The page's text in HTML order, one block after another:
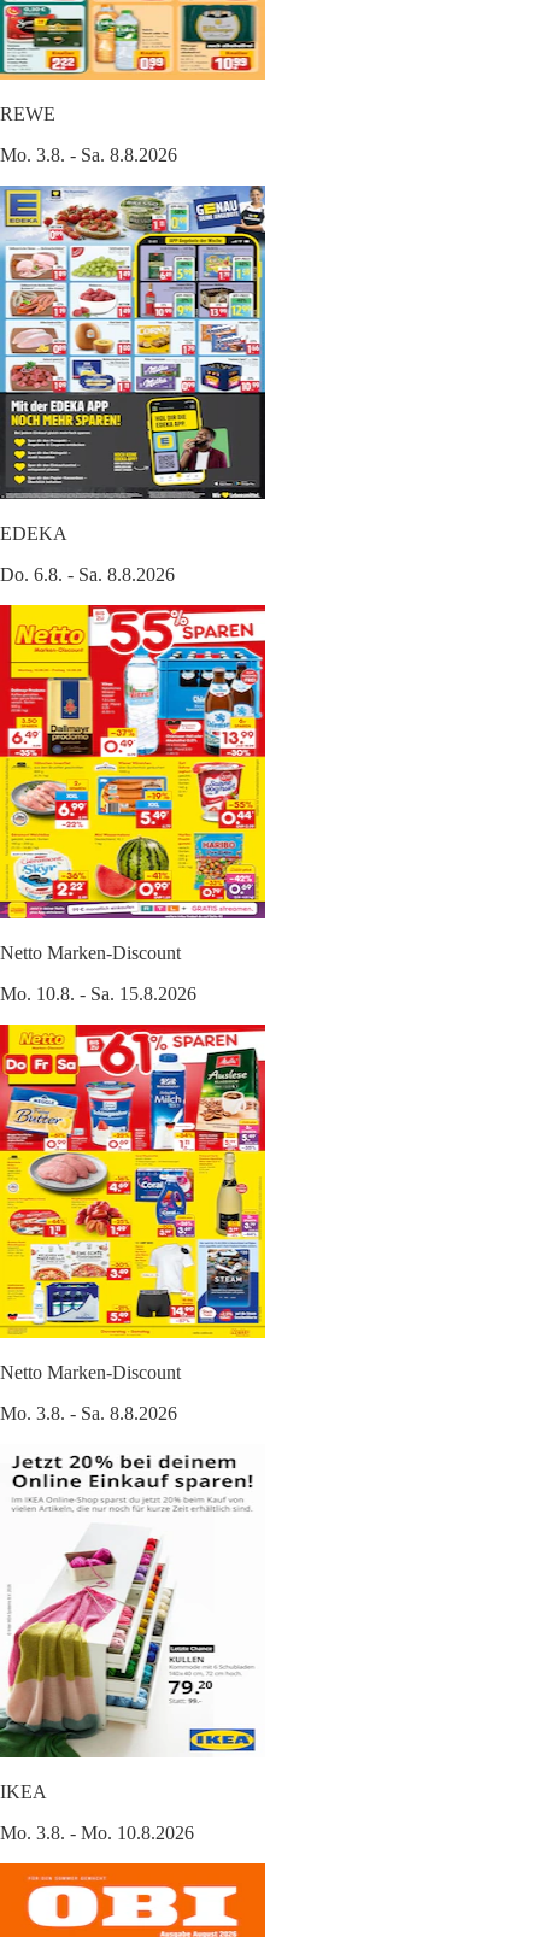
REWE
Mo. 3.8. - Sa. 8.8.2026
EDEKA
Do. 6.8. - Sa. 8.8.2026
Netto Marken-Discount
Mo. 10.8. - Sa. 15.8.2026
Netto Marken-Discount
Mo. 3.8. - Sa. 8.8.2026
IKEA
Mo. 3.8. - Mo. 10.8.2026